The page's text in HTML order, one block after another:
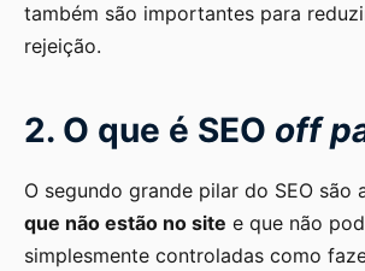
também são importantes para
rejeição.
2. O que é SEO off
O segundo grande pilar do SEO são
que não estão no site e que não
simplesmente controladas como